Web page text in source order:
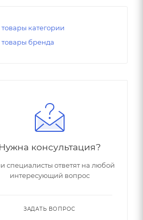
товары категории
товары бренда
Нужна консультация?
специалисты ответят на любой
интересующий вопрос
ЗАДАТЬ ВОПРОС